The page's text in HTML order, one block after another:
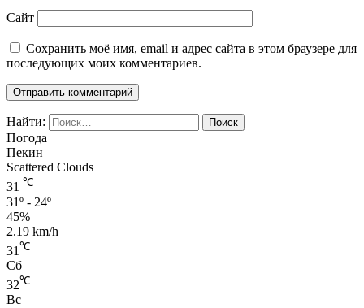
Сайт
Сохранить моё имя, email и адрес сайта в этом браузере для
последующих моих комментариев.
Найти:
Погода
Пекин
Scattered Clouds
31 ℃
31º - 24º
45%
2.19 km/h
31 ℃
Сб
32℃
Вс